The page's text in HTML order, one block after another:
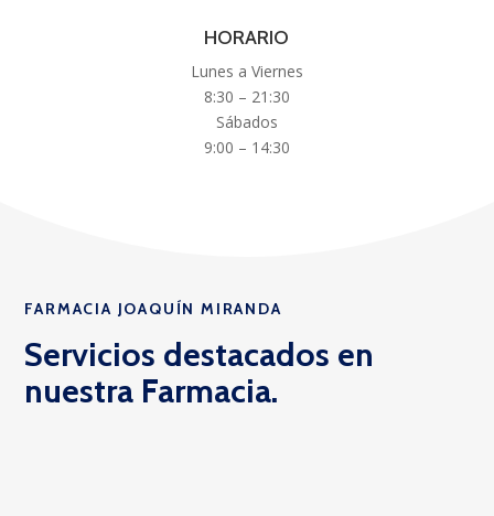
HORARIO
Lunes a Viernes
8:30 – 21:30
Sábados
9:00 – 14:30
FARMACIA JOAQUÍN MIRANDA
Servicios destacados en
nuestra Farmacia.